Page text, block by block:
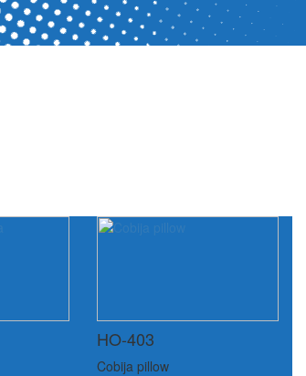
HO-403
Cobija pillow